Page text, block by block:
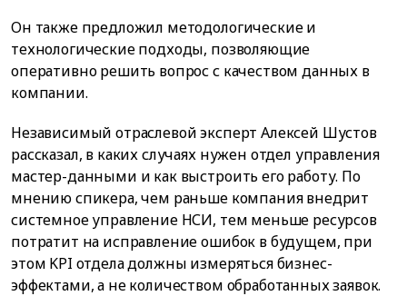
Он также предложил методологические и
технологические подходы, позволяющие
оперативно решить вопрос с качеством данных в
компании.
Независимый отраслевой эксперт Алексей Шустов
рассказал, в каких случаях нужен отдел управления
мастер-данными и как выстроить его работу. По
мнению спикера, чем раньше компания внедрит
системное управление НСИ, тем меньше ресурсов
потратит на исправление ошибок в будущем, при
этом KPI отдела должны измеряться бизнес-
эффектами, а не количеством обработанных заявок.